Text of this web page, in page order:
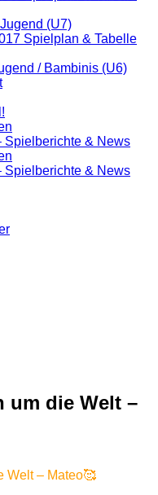
(U7)
Spielplan & Tabelle
/ Bambinis (U6)
Spielberichte & News
Spielberichte & News
um die Welt –
Welt – Mateo🥰